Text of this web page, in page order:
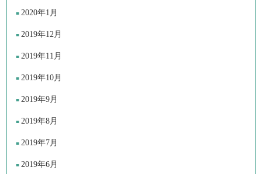
2020年1月
2019年12月
2019年11月
2019年10月
2019年9月
2019年8月
2019年7月
2019年6月